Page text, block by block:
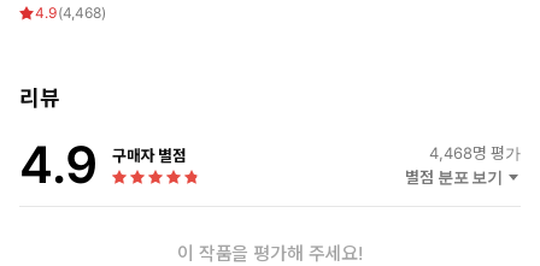
낮에도 프시케 주변을 맴도는 한 남자가 나타나는데...
4.9(4,468)
리뷰
4.9 구매자 별점 4,468명 평가
별점 분포 보기
이 작품을 평가해 주세요!